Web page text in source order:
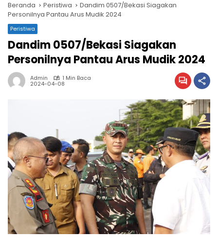
Beranda Peristiwa
Dandim 0507/Bekasi Siagakan
Personilnya Pantau Arus Mudik 2024
Peristiwa
Dandim 0507/Bekasi Siagakan
Personilnya Pantau Arus Mudik 2024
Admin 1 Min Baca
2024-04-08